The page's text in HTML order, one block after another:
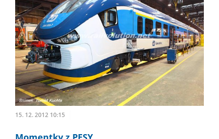
15. 12. 2012 10:15